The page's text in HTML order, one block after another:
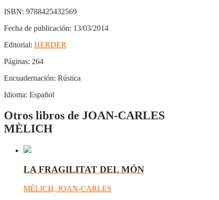
ISBN: 9788425432569
Fecha de publicación: 13/03/2014
Editorial: HERDER
Páginas: 264
Encuadernación: Rústica
Idioma: Español
Otros libros de JOAN-CARLES
MÈLICH
LA FRAGILITAT DEL MÓN
MÈLICH, JOAN-CARLES